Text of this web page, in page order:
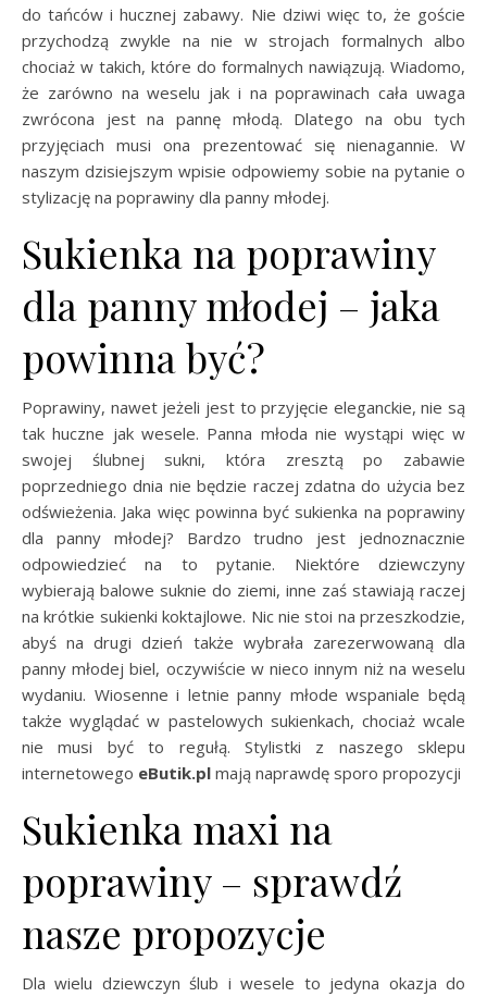
do tańców i hucznej zabawy. Nie dziwi więc to, że goście
przychodzą zwykle na nie w strojach formalnych albo
chociaż w takich, które do formalnych nawiązują. Wiadomo,
że zarówno na weselu jak i na poprawinach cała uwaga
zwrócona jest na pannę młodą. Dlatego na obu tych
przyjęciach musi ona prezentować się nienagannie. W
naszym dzisiejszym wpisie odpowiemy sobie na pytanie o
stylizację na poprawiny dla panny młodej.
Sukienka na poprawiny
dla panny młodej – jaka
powinna być?
Poprawiny, nawet jeżeli jest to przyjęcie eleganckie, nie są
tak huczne jak wesele. Panna młoda nie wystąpi więc w
swojej ślubnej sukni, która zresztą po zabawie
poprzedniego dnia nie będzie raczej zdatna do użycia bez
odświeżenia. Jaka więc powinna być sukienka na poprawiny
dla panny młodej? Bardzo trudno jest jednoznacznie
odpowiedzieć na to pytanie. Niektóre dziewczyny
wybierają balowe suknie do ziemi, inne zaś stawiają raczej
na krótkie sukienki koktajlowe. Nic nie stoi na przeszkodzie,
abyś na drugi dzień także wybrała zarezerwowaną dla
panny młodej biel, oczywiście w nieco innym niż na weselu
wydaniu. Wiosenne i letnie panny młode wspaniale będą
także wyglądać w pastelowych sukienkach, chociaż wcale
nie musi być to regułą. Stylistki z naszego sklepu
internetowego eButik.pl mają naprawdę sporo propozycji
Sukienka maxi na
poprawiny – sprawdź
nasze propozycje
Dla wielu dziewczyn ślub i wesele to jedyna okazja do